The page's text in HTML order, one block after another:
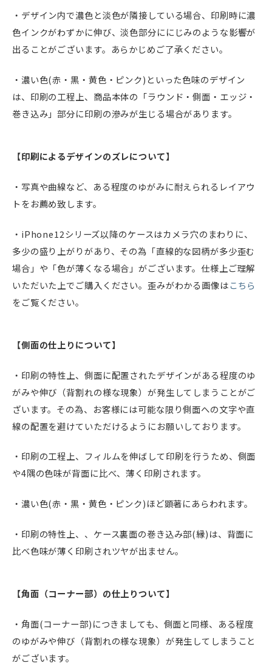
・デザイン内で濃色と淡色が隣接している場合、印刷時に濃
色インクがわずかに伸び、淡色部分ににじみのような影響が
出ることがございます。あらかじめご了承ください。
・濃い色(赤・黒・黄色・ピンク)といった色味のデザイン
は、印刷の工程上、商品本体の「ラウンド・側面・エッジ・
巻き込み」部分に印刷の滲みが生じる場合があります。
【印刷によるデザインのズレについて】
・写真や曲線など、ある程度のゆがみに耐えられるレイアウ
トをお薦め致します。
・iPhone12シリーズ以降のケースはカメラ穴のまわりに、
多少の盛り上がりがあり、その為「直線的な図柄が多少歪む
場合」や「色が薄くなる場合」がございます。仕様上ご理解
いただいた上でご購入ください。歪みがわかる画像はこちら
をご覧ください。
【側面の仕上りについて】
・印刷の特性上、側面に配置されたデザインがある程度のゆ
がみや伸び（背割れの様な現象）が発生してしまうことがご
ざいます。その為、お客様には可能な限り側面への文字や直
線の配置を避けていただけるようにお願いしております。
・印刷の工程上、フィルムを伸ばして印刷を行うため、側面
や4隅の色味が背面に比べ、薄く印刷されます。
・濃い色(赤・黒・黄色・ピンク)ほど顕著にあらわれます。
・印刷の特性上、、ケース裏面の巻き込み部(縁)は、背面に
比べ色味が薄く印刷されツヤが出ません。
【角面（コーナー部）の仕上りついて】
・角面(コーナー部)につきましても、側面と同様、ある程度
のゆがみや伸び（背割れの様な現象）が発生してしまうこと
がございます。